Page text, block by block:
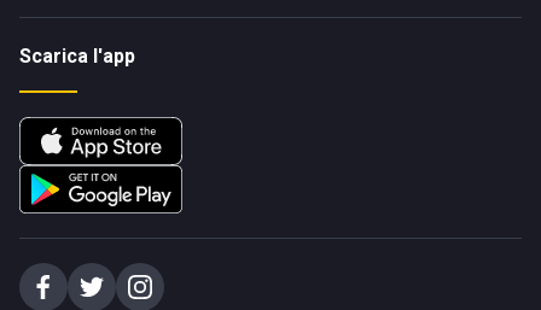
Scarica l'app